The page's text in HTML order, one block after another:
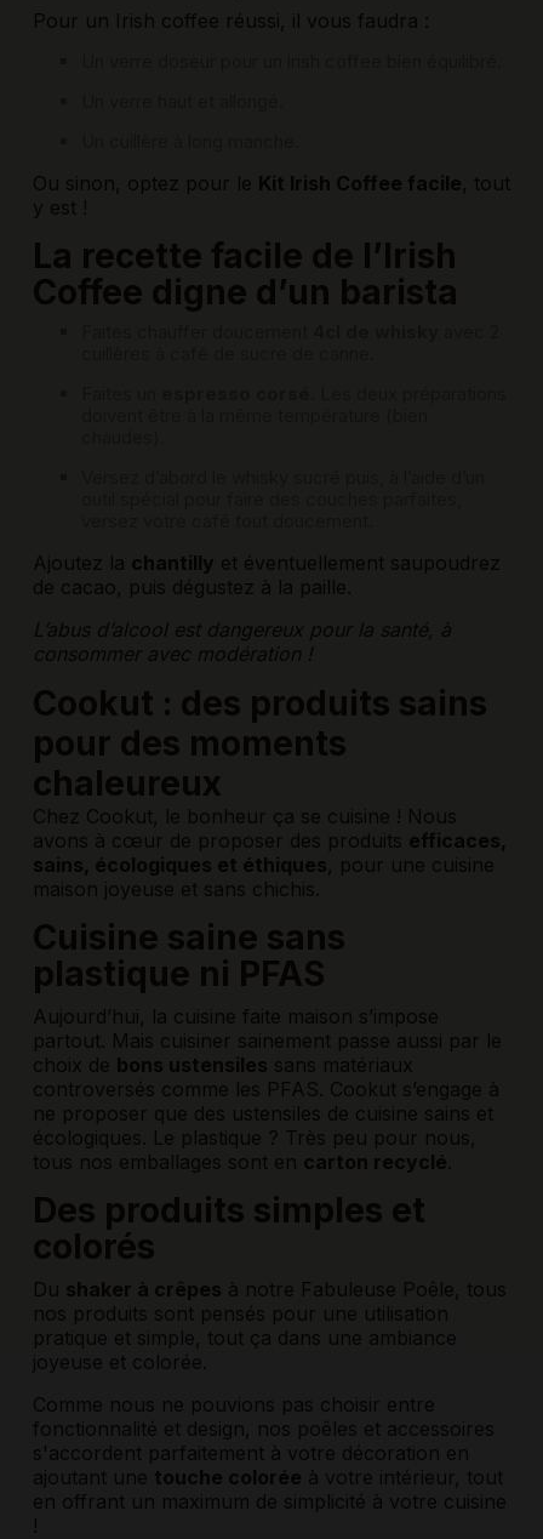
Pour un Irish coffee réussi, il vous faudra :
Ou sinon, optez pour le Kit Irish Coffee facile, tout
y est !
La recette facile de l’Irish
Coffee digne d’un barista
Ajoutez la chantilly et éventuellement saupoudrez
de cacao, puis dégustez à la paille.
L’abus d’alcool est dangereux pour la santé, à
consommer avec modération !
Cookut : des produits sains
pour des moments
chaleureux
Chez Cookut, le bonheur ça se cuisine ! Nous
avons à cœur de proposer des produits efficaces,
sains, écologiques et éthiques, pour une cuisine
maison joyeuse et sans chichis.
Cuisine saine sans
plastique ni PFAS
Aujourd’hui, la cuisine faite maison s’impose
partout. Mais cuisiner sainement passe aussi par le
choix de bons ustensiles sans matériaux
controversés comme les PFAS. Cookut s’engage à
ne proposer que des ustensiles de cuisine sains et
écologiques. Le plastique ? Très peu pour nous,
tous nos emballages sont en carton recyclé
Des produits simples et
colorés
Du shaker à crêpes à notre Fabuleuse Poêle, tous
nos produits sont pensés pour une utilisation
pratique et simple, tout ça dans une ambiance
joyeuse et colorée.
Comme nous ne pouvions pas choisir entre
fonctionnalité et design, nos poêles et accessoires
s'accordent parfaitement à votre décoration en
ajoutant une touche colorée à votre intérieur, tout
en offrant un maximum de simplicité à votre cuisine
!